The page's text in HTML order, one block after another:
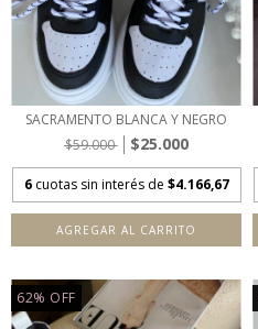
SACRAMENTO BLANCA Y NEGRO
$59.000
$25.000
6 cuotas sin interés de $4.166,67
AGREGAR AL CARRITO
62% OFF